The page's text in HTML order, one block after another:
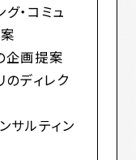
・コミュ
企画提案
のディレク
サルティン